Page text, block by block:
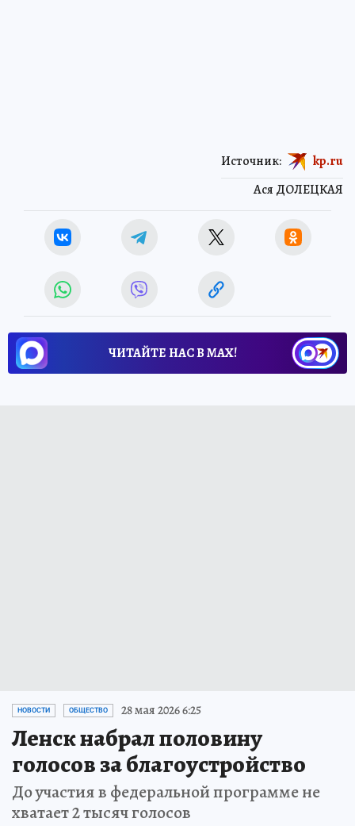
Ася ДОЛЕЦКАЯ
Источник: kp.ru
ЧИТАЙТЕ НАС В МАХ!
НОВОСТИ ОБЩЕСТВО 28 мая 2026 6:25
Ленск набрал половину
голосов за благоустройство
До участия в федеральной программе не
хватает 2 тысяч голосов